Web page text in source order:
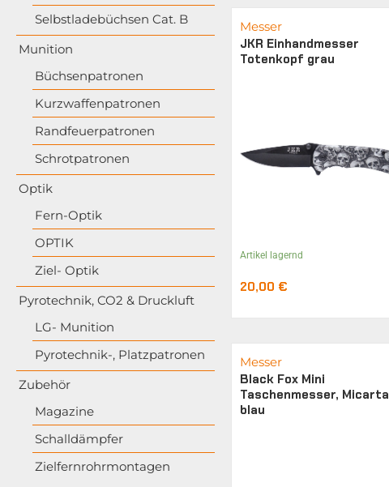
Selbstladebüchsen Cat. B
Munition
Büchsenpatronen
Kurzwaffenpatronen
Randfeuerpatronen
Schrotpatronen
Optik
Fern-Optik
OPTIK
Ziel- Optik
Pyrotechnik, CO2 & Druckluft
LG- Munition
Pyrotechnik-, Platzpatronen
Zubehör
Magazine
Schalldämpfer
Zielfernrohrmontagen
Messer
JKR Einhandmesser
Totenkopf grau
Artikel lagernd
20,00 €
Messer
Black Fox Mini
Taschenmesser, Micarta
blau